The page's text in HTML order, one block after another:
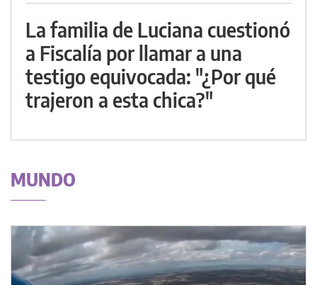
La familia de Luciana cuestionó
a Fiscalía por llamar a una
testigo equivocada: "¿Por qué
trajeron a esta chica?"
MUNDO